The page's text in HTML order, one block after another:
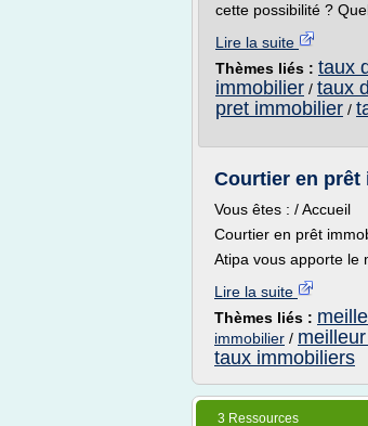
cette possibilité ?
Lire la suite
Thèmes liés : taux
immobilier / taux
pret immobilier /
Courtier en prêt
Vous êtes : / Accueil
Courtier en prêt
Atipa vous apporte le
Lire la suite
Thèmes liés :
immobilier /
taux immobiliers
3 Ressources